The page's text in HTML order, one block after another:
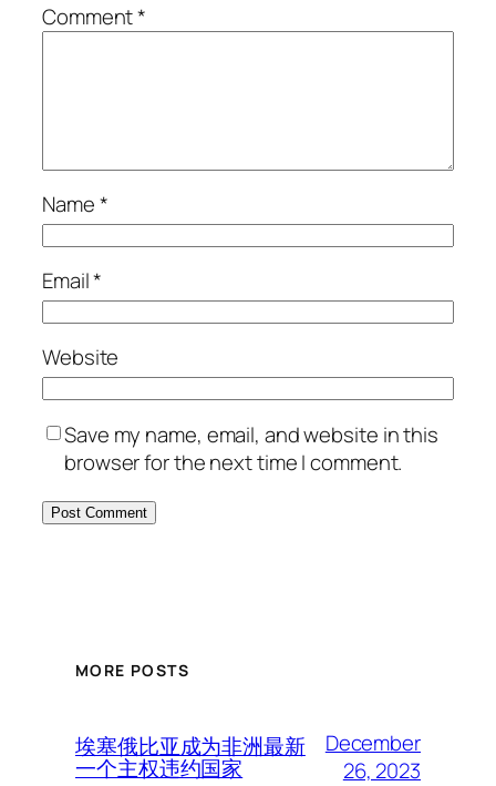
Comment*
Name*
Email*
Website
Save my name, email, and website in this
browser for the next time I comment.
MORE POSTS
埃塞俄比亚成为非洲最新
一个主权违约国家
December
26, 2023